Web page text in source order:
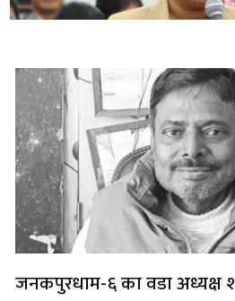
जनकपुरधाम-६ का वडा अध्यक्ष